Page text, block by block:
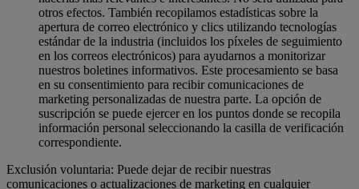
otros efectos. También recopilamos estadísticas sobre la
apertura de correo electrónico y clics utilizando tecnologías
estándar de la industria (incluidos los píxeles de seguimiento
en los correos electrónicos) para ayudarnos a monitorizar
nuestros boletines informativos. Este procesamiento se basa
en su consentimiento para recibir comunicaciones de
marketing personalizadas de nuestra parte. La opción de
suscripción se puede ejercer en los puntos donde se recopila
información personal seleccionando la casilla de verificación
correspondiente.
Exclusión voluntaria: Puede dejar de recibir nuestras
comunicaciones o actualizaciones de marketing en cualquier